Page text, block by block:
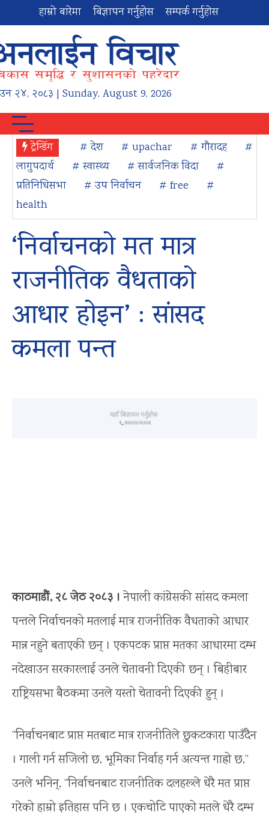
हाम्रो बारेमा बिज्ञापन गर्नुहोस सम्पर्क गर्नुहोस
२४, २०८३ | Sunday, August 9, 2026
ट्रेन्डिंग # देश # upachar # गौरादह
#
लागुपदार्थ
# स्वास्थ्य # सार्वजनिक विदा
#
प्रतिनिधिसभा
# उप निर्वाचन # free
#
health
‘निर्वाचनको मत मात्र
राजनीतिक वैधताको
आधार होइन’ : सांसद
कमला पन्त
काठमाडौं, २८ जेठ २०८३ । नेपाली कांग्रेसकी सांसद कमला
पन्तले निर्वाचनको मतलाई मात्र राजनीतिक वैधताको आधार
मान्न नहुने बताएकी छन् । एकपटक प्राप्त मतका आधारमा दम्भ
नदेखाउन सरकारलाई उनले चेतावनी दिएकी छन् । बिहीबार
राष्ट्रियसभा बैठकमा उनले यस्तो चेतावनी दिएकी हुन् ।
“निर्वाचनबाट प्राप्त मतबाट मात्र राजनीतिले छुकटकारा पाउँदैन
। गाली गर्न सजिलो छ, भूमिका निर्वाह गर्न अत्यन्त गाह्रो छ,”
उनले भनिन्, “निर्वाचनबाट राजनीतिक दलहरूले धेरै मत प्राप्त
गरेको हाम्रो इतिहास पनि छ । एकचोटि पाएको मतले धेरै दम्भ